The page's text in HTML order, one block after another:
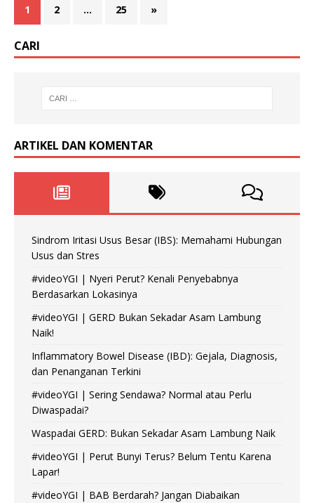
1 2 … 25 »
CARI
ARTIKEL DAN KOMENTAR
Sindrom Iritasi Usus Besar (IBS): Memahami Hubungan
Usus dan Stres
#videoYGI | Nyeri Perut? Kenali Penyebabnya
Berdasarkan Lokasinya
#videoYGI | GERD Bukan Sekadar Asam Lambung
Naik!
Inflammatory Bowel Disease (IBD): Gejala, Diagnosis,
dan Penanganan Terkini
#videoYGI | Sering Sendawa? Normal atau Perlu
Diwaspadai?
Waspadai GERD: Bukan Sekadar Asam Lambung Naik
#videoYGI | Perut Bunyi Terus? Belum Tentu Karena
Lapar!
#videoYGI | BAB Berdarah? Jangan Diabaikan